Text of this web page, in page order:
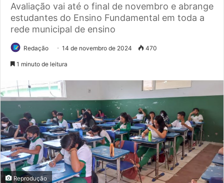
Avaliação vai até o final de novembro e abrange
estudantes do Ensino Fundamental em toda a
rede municipal de ensino
Redação 14 de novembro de 2024 470
1 minuto de leitura
Reprodução